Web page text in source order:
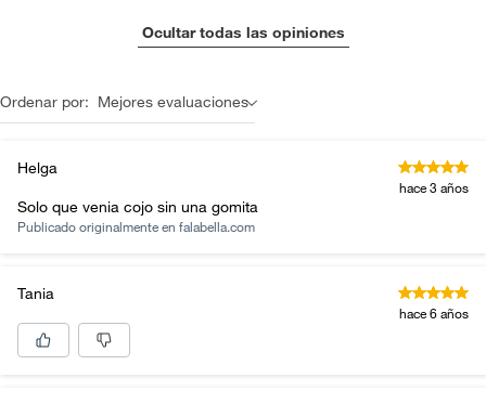
Ocultar todas las opiniones
Ordenar por: Mejores evaluaciones
Helga
hace 3 años
Solo que venia cojo sin una gomita
Publicado originalmente en falabella.com
Tania
hace 6 años